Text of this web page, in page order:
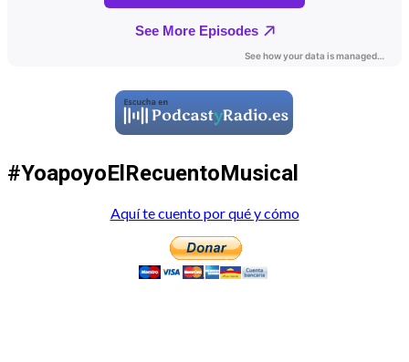
#YoapoyoElRecuentoMusical
Aquí te cuento por qué y cómo